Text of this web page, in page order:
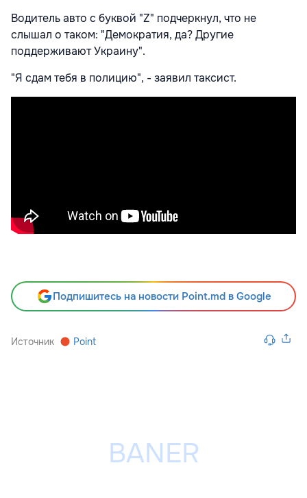
Водитель авто с буквой "Z" подчеркнул, что не
слышал о таком: "Демократия, да? Другие
поддерживают Украину".
"Я сдам тебя в полицию", - заявил таксист.
Подпишитесь на новости Point.md в Google
Источник Point